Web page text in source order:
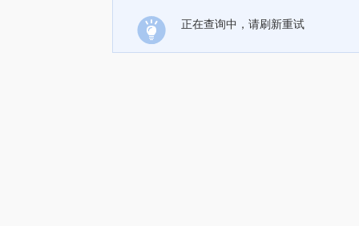
正在查询中，请刷新重试